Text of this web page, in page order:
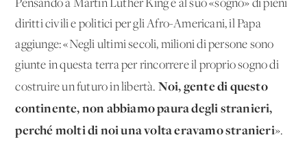
Pensando a Martin Luther King e al suo «sogno» di pieni
diritti civili e politici per gli Afro-Americani, il Papa
aggiunge: «Negli ultimi secoli, milioni di persone sono
giunte in questa terra per rincorrere il proprio sogno di
costruire un futuro in libertà. Noi, gente di questo
continente, non abbiamo paura degli stranieri,
perché molti di noi una volta eravamo stranieri».